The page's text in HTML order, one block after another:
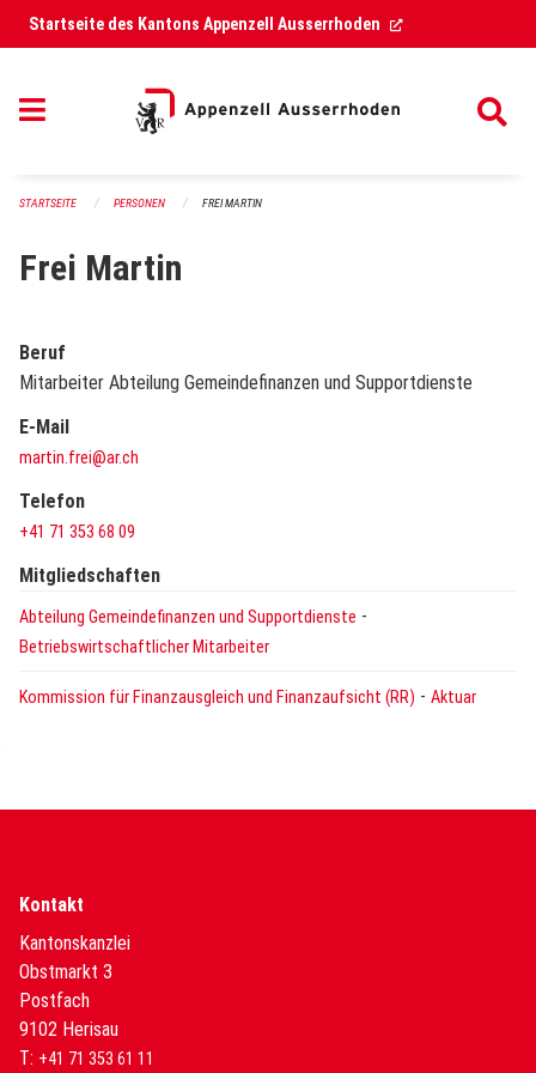
Navigation überspringen
Startseite des Kantons Appenzell Ausserrhoden (External Link)
STARTSEITE PERSONEN FREI MARTIN
Frei Martin
Beruf
Mitarbeiter Abteilung Gemeindefinanzen und Supportdienste
E-Mail
martin.frei@ar.ch
Telefon
+41 71 353 68 09
Mitgliedschaften
Abteilung Gemeindefinanzen und Supportdienste -
Betriebswirtschaftlicher Mitarbeiter
Kommission für Finanzausgleich und Finanzaufsicht (RR) - Aktuar
Kontakt
Kantonskanzlei
Obstmarkt 3
Postfach
9102 Herisau
T: +41 71 353 61 11